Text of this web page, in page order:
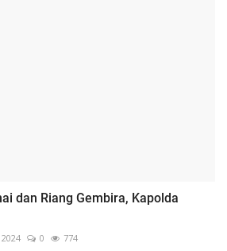
dan Riang Gembira, Kapolda
0 774